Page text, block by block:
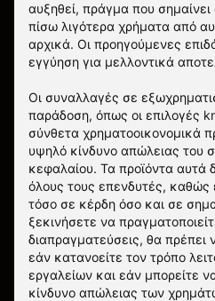
αυξηθεί, πράγμα που σημαίνει
πίσω λιγότερα χρήματα από
αρχικά. Οι προηγούμενες
εγγύηση για μελλοντικά
Οι συναλλαγές σε
παράδοση, όπως οι επιλογές
σύνθετα χρηματοοικονομικά
υψηλό κίνδυνο απώλειας του
κεφαλαίου. Τα προϊόντα αυτά
όλους τους επενδυτές, καθώς
τόσο σε κέρδη όσο και σε
ξεκινήσετε να
διαπραγματεύσεις, θα πρέπει
εάν κατανοείτε τον τρόπο
εργαλείων και εάν μπορείτε
κίνδυνο απώλειας των